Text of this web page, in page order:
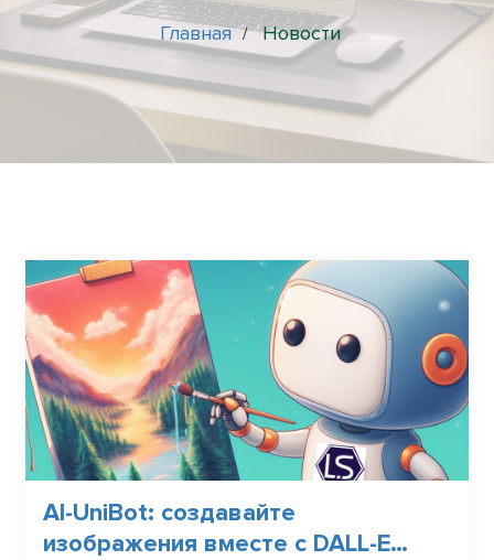
Главная / Новости
AI-UniBot: создавайте
изображения вместе с DALL-E